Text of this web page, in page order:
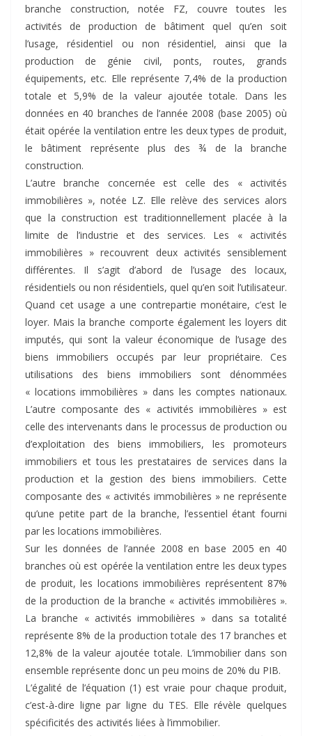
branche construction, notée FZ, couvre toutes les
activités de production de bâtiment quel qu’en soit
l’usage, résidentiel ou non résidentiel, ainsi que la
production de génie civil, ponts, routes, grands
équipements, etc. Elle représente 7,4% de la production
totale et 5,9% de la valeur ajoutée totale. Dans les
données en 40 branches de l’année 2008 (base 2005) où
était opérée la ventilation entre les deux types de produit,
le bâtiment représente plus des ¾ de la branche
construction.
L’autre branche concernée est celle des « activités
immobilières », notée LZ. Elle relève des services alors
que la construction est traditionnellement placée à la
limite de l’industrie et des services. Les « activités
immobilières » recouvrent deux activités sensiblement
différentes. Il s’agit d’abord de l’usage des locaux,
résidentiels ou non résidentiels, quel qu’en soit l’utilisateur.
Quand cet usage a une contrepartie monétaire, c’est le
loyer. Mais la branche comporte également les loyers dit
imputés, qui sont la valeur économique de l’usage des
biens immobiliers occupés par leur propriétaire. Ces
utilisations des biens immobiliers sont dénommées
« locations immobilières » dans les comptes nationaux.
L’autre composante des « activités immobilières » est
celle des intervenants dans le processus de production ou
d’exploitation des biens immobiliers, les promoteurs
immobiliers et tous les prestataires de services dans la
production et la gestion des biens immobiliers. Cette
composante des « activités immobilières » ne représente
qu’une petite part de la branche, l’essentiel étant fourni
par les locations immobilières.
Sur les données de l’année 2008 en base 2005 en 40
branches où est opérée la ventilation entre les deux types
de produit, les locations immobilières représentent 87%
de la production de la branche « activités immobilières ».
La branche « activités immobilières » dans sa totalité
représente 8% de la production totale des 17 branches et
12,8% de la valeur ajoutée totale. L’immobilier dans son
ensemble représente donc un peu moins de 20% du PIB.
L’égalité de l’équation (1) est vraie pour chaque produit,
c’est-à-dire ligne par ligne du TES. Elle révèle quelques
spécificités des activités liées à l’immobilier.